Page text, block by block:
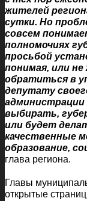
жителей
сутки. Но
совсем
полномочиях
просьбой
понимая, или
обратиться в
депутату
администрации
выбирать,
или будет
качественные
образование,
глава региона.
Главы
открытые